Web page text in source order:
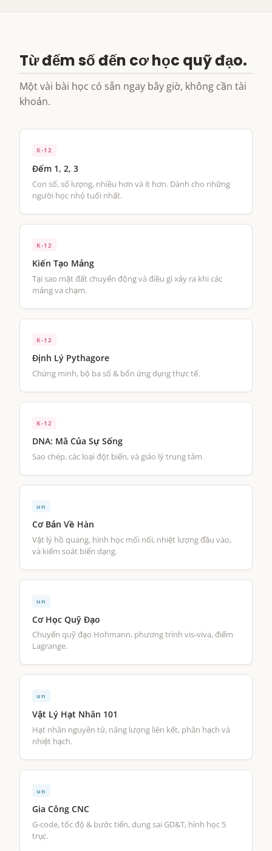
Từ đếm số đến cơ học quỹ đạo.
Một vài bài học có sẵn ngay bây giờ, không cần tài
khoản.
K-12
Đếm 1, 2, 3
Con số, số lượng, nhiều hơn và ít hơn. Dành cho những
người học nhỏ tuổi nhất.
K-12
Kiến Tạo Mảng
Tại sao mặt đất chuyển động và điều gì xảy ra khi các
mảng va chạm.
K-12
Định Lý Pythagore
Chứng minh, bộ ba số & bốn ứng dụng thực tế.
K-12
DNA: Mã Của Sự Sống
Sao chép, các loại đột biến, và giáo lý trung tâm.
un
Cơ Bản Về Hàn
Vật lý hồ quang, hình học mối nối, nhiệt lượng đầu vào,
và kiểm soát biến dạng.
un
Cơ Học Quỹ Đạo
Chuyển quỹ đạo Hohmann, phương trình vis-viva, điểm
Lagrange.
un
Vật Lý Hạt Nhân 101
Hạt nhân nguyên tử, năng lượng liên kết, phân hạch và
nhiệt hạch.
un
Gia Công CNC
G-code, tốc độ & bước tiến, dung sai GD&T, hình học 5
trục.